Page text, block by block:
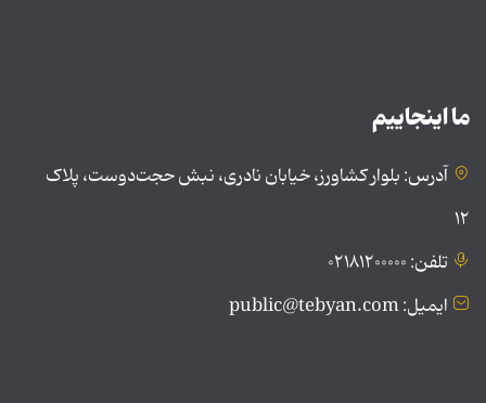
ما اینجاییم
آدرس: بلوار کشاورز، خیابان نادری، نبش حجت‌دوست، پلاک
۱۲
تلفن: ۰۲۱۸۱۲۰۰۰۰۰
ایمیل: public@tebyan.com